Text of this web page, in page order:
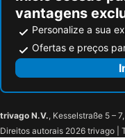
vantagens
Personalize a sua
Ofertas e preços
trivago N.V., Kesselstraße 5 –
Direitos autorais 2026 trivago |